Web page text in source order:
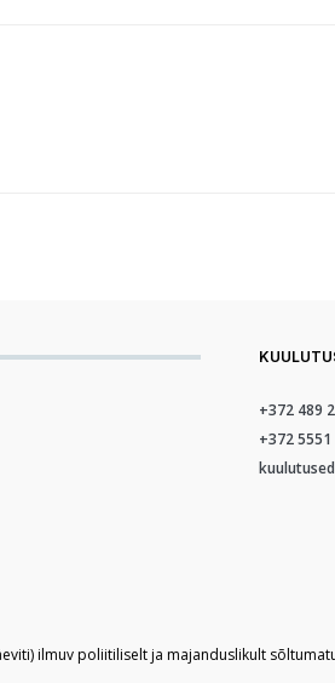
+372 489
+372 5551
ilmuv poliitiliselt ja majanduslikult